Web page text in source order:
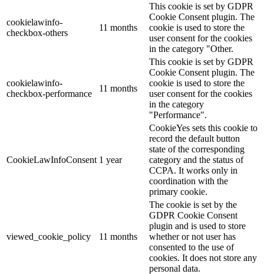
cookielawinfo-
checkbox-others
11 months
This cookie is set by GDPR
Cookie Consent plugin. The
cookie is used to store the
user consent for the cookies
in the category "Other.
cookielawinfo-
checkbox-performance
11 months
This cookie is set by GDPR
Cookie Consent plugin. The
cookie is used to store the
user consent for the cookies
in the category
"Performance".
CookieLawInfoConsent 1 year
CookieYes sets this cookie to
record the default button
state of the corresponding
category and the status of
CCPA. It works only in
coordination with the
primary cookie.
viewed_cookie_policy 11 months
The cookie is set by the
GDPR Cookie Consent
plugin and is used to store
whether or not user has
consented to the use of
cookies. It does not store any
personal data.